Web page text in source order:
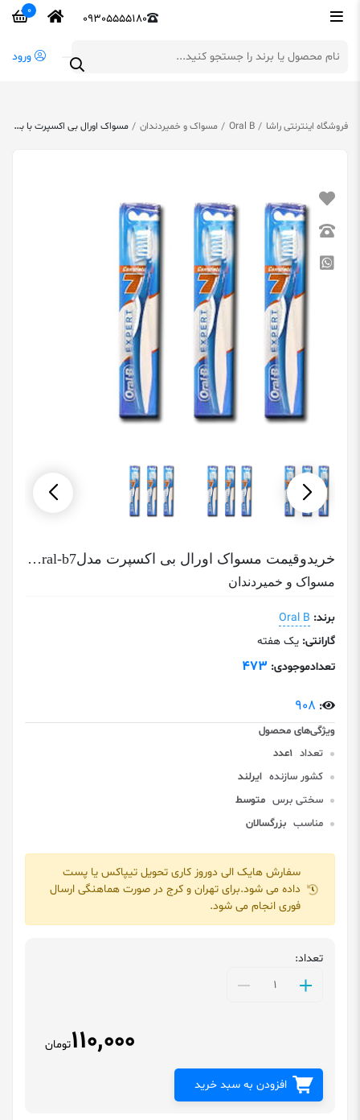
09305555180
0
ورود
فروشگاه اینترنتی راشا Oral B مسواک و خمیردندان مسواک اورال بی اکسپرت با برس متوسط یک عدد
خریدوقیمت مسواک اورال بی اکسپرت مدلoral-b7 با برس متوسط
مسواک و خمیردندان
برند: Oral B
گارانتی: یک هفته
تعدادموجودی: 473
:
908
تعداد 1عدد
کشور سازنده ایرلند
سختی برس متوسط
مناسب بزرگسالان
سفارش هایک الی دوروز کاری تحویل تیپاکس یا پست
داده می شود.برای تهران و کرج در صورت هماهنگی ارسال
فوری انجام می شود.
تعداد:
110,000تومان
افزودن به سبد خرید